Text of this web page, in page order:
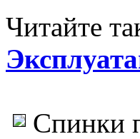
Читайте
Спинки